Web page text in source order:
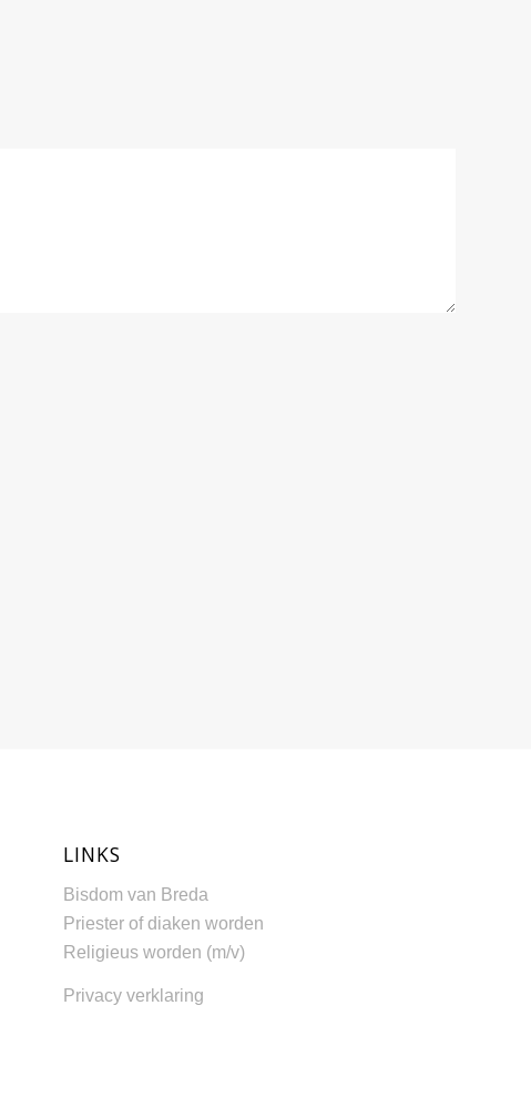
LINKS
Bisdom van Breda
Priester of diaken worden
Religieus worden (m/v)
Privacy verklaring